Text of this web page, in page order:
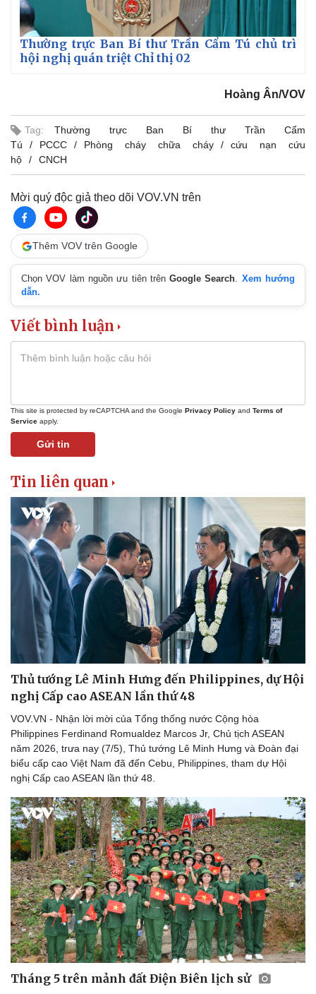
Thể thao
Bóng đá
Lịch thi đấu bóng đá
Thế giới thể thao
Hậu trường
Ô tô - Xe máy
Ô tô
Xe máy
Thường trực Ban Bí thư Trần Cẩm Tú chủ trì
hội nghị quán triệt Chỉ thị 02
Hoàng Ân/VOV
Tag:
Thường trực Ban Bí thư Trần Cẩm
Tú
PCCC Phòng cháy chữa cháy
cứu nạn cứu
hộ
CNCH
Mời quý độc giả theo dõi VOV.VN trên
Thêm VOV trên Google
Chọn VOV làm nguồn ưu tiên trênGoogle Search. Xem hướng
dẫn.
Viết bình luận
This site is protected by reCAPTCHA and the Google Privacy Policy and Terms of
Service apply.
Gửi tin
Tin liên quan
Thủ tướng Lê Minh Hưng đến Philippines, dự Hội
nghị Cấp cao ASEAN lần thứ 48
VOV.VN - Nhận lời mời của Tổng thống nước Cộng hòa
Philippines Ferdinand Romualdez Marcos Jr, Chủ tịch ASEAN
năm 2026, trưa nay (7/5), Thủ tướng Lê Minh Hưng và Đoàn đại
biểu cấp cao Việt Nam đã đến Cebu, Philippines, tham dự Hội
nghị Cấp cao ASEAN lần thứ 48.
Tháng 5 trên mảnh đất Điện Biên lịch sử